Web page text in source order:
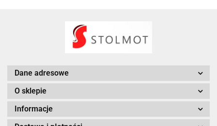
Dane adresowe
O sklepie
Informacje